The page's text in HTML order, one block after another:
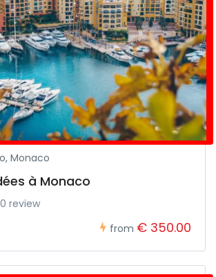
Monaco
à Monaco
0 review
from € 350.00